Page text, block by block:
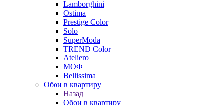
Lamborghini
Ostima
Prestige Color
Solo
SuperModa
TREND Color
Ateliero
МОФ
Bellissima
Обои в квартиру
Назад
Обои в квартиру